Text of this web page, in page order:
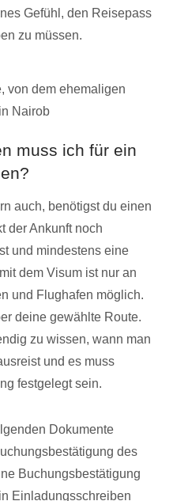
Gefühl, den Reisepass
zu müssen.
muss ich für ein
auch, benötigst du einen
der Ankunft noch
und mindestens eine
dem Visum ist nur an
und Flughafen möglich.
deine gewählte Route.
zu wissen, wann man
und es muss
festgelegt sein.
Dokumente
des
Buchungsbestätigung
Einladungsschreiben